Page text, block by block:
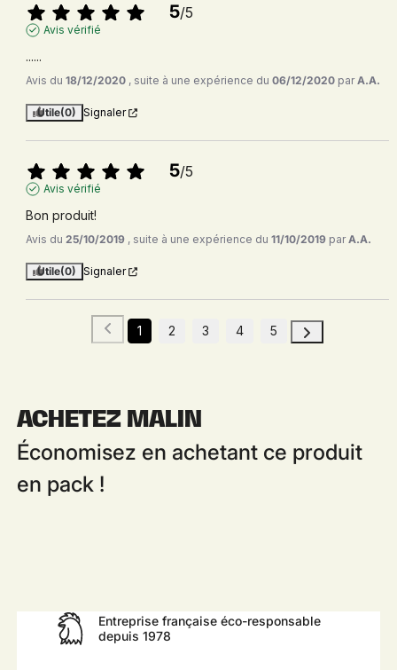
5/5
Avis vérifié
......
Avis du18/12/2020 , suite à une expérience du06/12/2020 parA.A.
Utile(0) Signaler
5/5
Avis vérifié
Bon produit!
Avis du25/10/2019 , suite à une expérience du11/10/2019 parA.A.
Utile(0) Signaler
1 2 3 4 5
ACHETEZ MALIN
Économisez en achetant ce produit
en pack !
Entreprise française éco-responsable
depuis 1978